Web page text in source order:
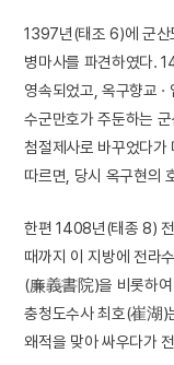
1397년(태조 6)에 군
병마사를 파견하였다.
영속되었고, 옥구향교
수군만호가 주둔하는
첨절제사로 바꾸었다가
따르면, 당시 옥구현의
한편 1408년(태종 8)
때까지 이 지방에 전라
(廉義書院)을 비롯하여
충청도수사 최호(崔湖
왜적을 맞아 싸우다가